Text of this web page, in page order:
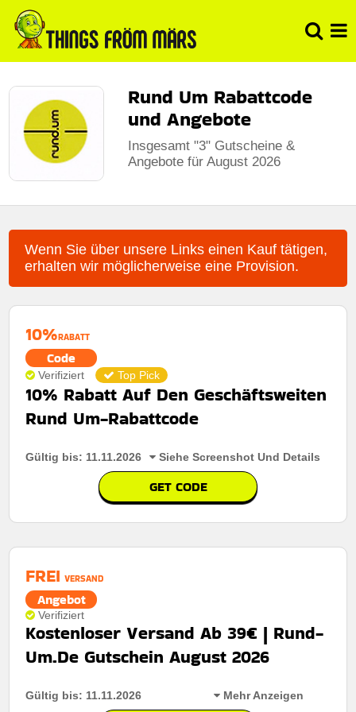
Rund Um Rabattcode
und Angebote
Insgesamt "3" Gutscheine &
Angebote für August 2026
Wenn Sie über unsere Links einen Kauf tätigen,
erhalten wir möglicherweise eine Provision.
10%RABATT
Code
Verifiziert Top Pick
10% Rabatt Auf Den Geschäftsweiten
Rund Um-Rabattcode
Gültig bis: 11.11.2026 Siehe Screenshot Und Details
GET CODE
FREI VERSAND
Angebot
Verifiziert
Kostenloser Versand Ab 39€ | Rund-
Um.De Gutschein August 2026
Gültig bis: 11.11.2026 Mehr Anzeigen